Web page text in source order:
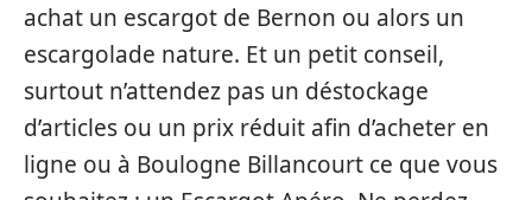
achat un escargot de Bernon ou alors un
escargolade nature. Et un petit conseil,
surtout n’attendez pas un déstockage
d’articles ou un prix réduit afin d’acheter en
ligne ou à Boulogne Billancourt ce que vous